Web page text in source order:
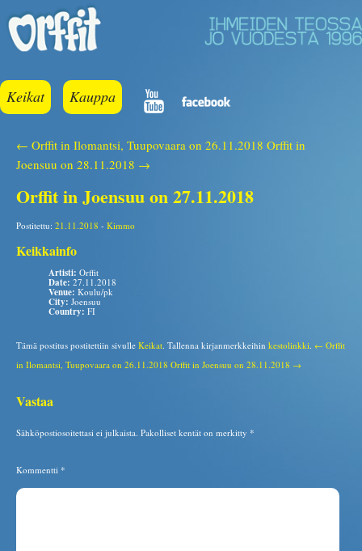
Keikat Kauppa
← Orffit in Ilomantsi, Tuupovaara on 26.11.2018 Orffit in
Joensuu on 28.11.2018 →
Orffit in Joensuu on 27.11.2018
Postitettu: 21.11.2018 - Kimmo
Keikkainfo
Artisti: Orffit
Date: 27.11.2018
Venue: Koulu/pk
City: Joensuu
Country: FI
Tämä postitus postitettiin sivulle Keikat . Tallenna kirjanmerkkeihin kestolinkki ← Orffit
in Ilomantsi, Tuupovaara on 26.11.2018 Orffit in Joensuu on 28.11.2018 →
Vastaa
Sähköpostiosoitettasi ei julkaista. Pakolliset kentät on merkitty *
Kommentti *